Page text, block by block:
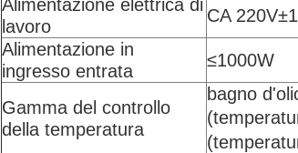
Alimentazione elettrica di
lavoro
CA
Alimentazione in
ingresso entrata
≤1000W
Gamma del controllo
della temperatura
bagno